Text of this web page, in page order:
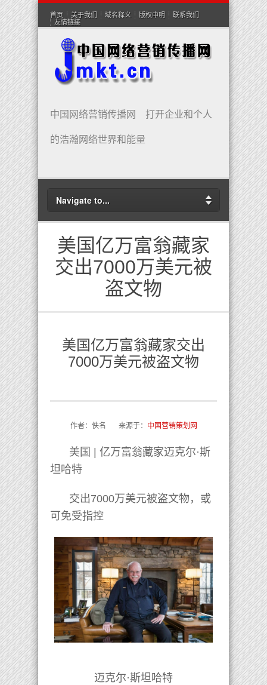
首页 关于我们 域名释义 版权申明
联系我们
友情链接
中国网络营销传播网 打开企业和个人
的浩瀚网络世界和能量
Navigate to...
美国亿万富翁藏家
交出7000万美元被
盗文物
美国亿万富翁藏家交出
7000万美元被盗文物
作者：佚名 来源于： 中国营销策划网
美国 | 亿万富翁藏家迈克尔·斯
坦哈特
交出7000万美元被盗文物，或
可免受指控
迈克尔·斯坦哈特